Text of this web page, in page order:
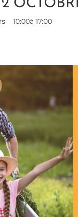
10:00à 17:00